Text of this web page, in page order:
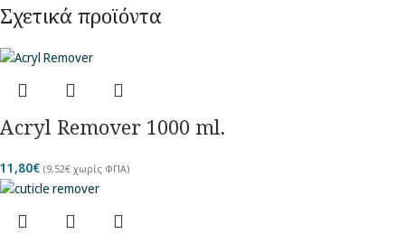
Σχετικά προϊόντα
Acryl Remover 1000 ml.
11,80€ (9,52€ χωρίς ΦΠΑ)